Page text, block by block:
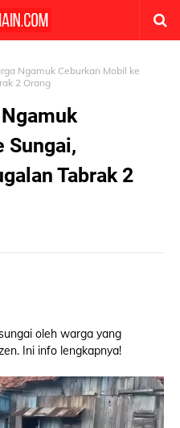
Ngamuk Ceburkan Mobil ke
2 Orang
Sungai,
Tabrak 2
oleh warga yang
Ini info lengkapnya!